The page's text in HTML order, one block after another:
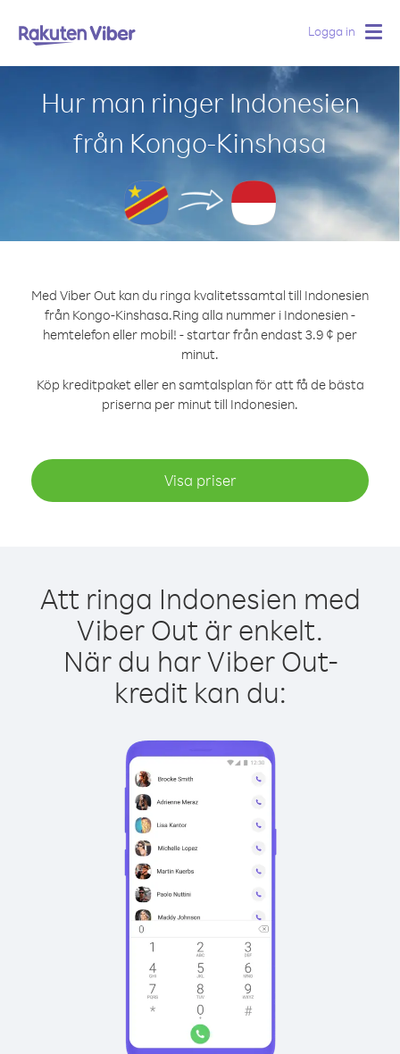
Logga in
Hur man ringer Indonesien
från Kongo-Kinshasa
Med Viber Out kan du ringa kvalitetssamtal till Indonesien
från Kongo-Kinshasa.Ring alla nummer i Indonesien -
hemtelefon eller mobil! - startar från endast 3.9 ¢ per
minut.
Köp kreditpaket eller en samtalsplan för att få de bästa
priserna per minut till Indonesien.
Visa priser
Att ringa Indonesien med
Viber Out är enkelt.
När du har Viber Out-
kredit kan du: